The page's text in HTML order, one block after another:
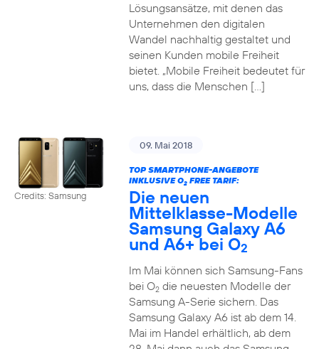
Lösungsansätze, mit denen das
Unternehmen den digitalen
Wandel nachhaltig gestaltet und
seinen Kunden mobile Freiheit
bietet. „Mobile Freiheit bedeutet für
uns, dass die Menschen […]
Credits: Samsung
09. Mai 2018
TOP SMARTPHONE-ANGEBOTE
INKLUSIVE O2FREE TARIF:
Die neuen
Mittelklasse-Modelle
Samsung Galaxy A6
und A6+ bei O2
Im Mai können sich Samsung-Fans
bei O2die neuesten Modelle der
Samsung A-Serie sichern. Das
Samsung Galaxy A6 ist ab dem 14.
Mai im Handel erhältlich, ab dem